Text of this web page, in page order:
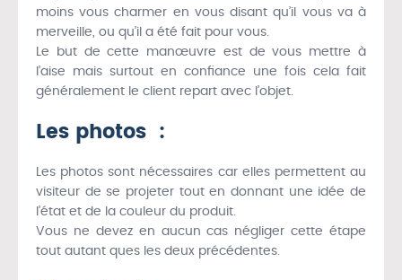
moins vous charmer en vous disant qu’il vous va à
merveille, ou qu’il a été fait pour vous.
Le but de cette manœuvre est de vous mettre à
l’aise mais surtout en confiance une fois cela fait
généralement le client repart avec l’objet.
Les photos :
Les photos sont nécessaires car elles permettent au
visiteur de se projeter tout en donnant une idée de
l’état et de la couleur du produit.
Vous ne devez en aucun cas négliger cette étape
tout autant ques les deux précédentes.